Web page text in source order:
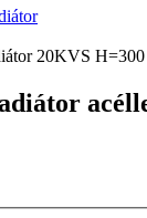
20KVS